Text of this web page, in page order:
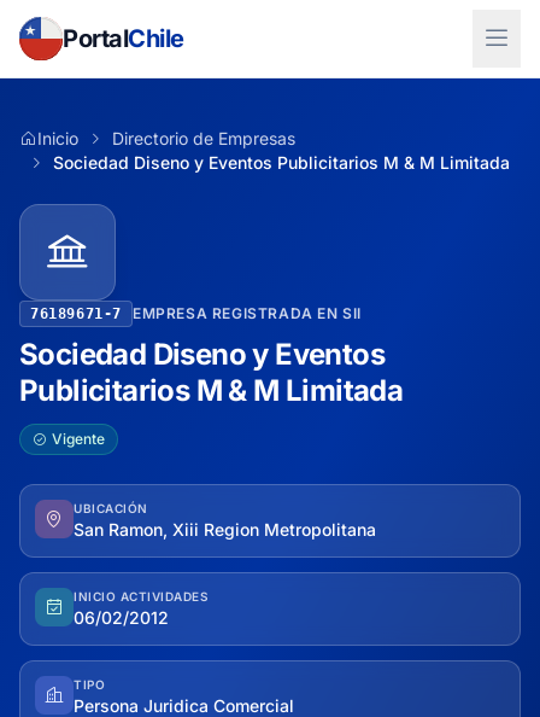
PortalChile
Inicio
Directorio de Empresas
Sociedad Diseno y Eventos Publicitarios M & M Limitada
76189671-7 EMPRESA REGISTRADA EN SII
Sociedad Diseno y Eventos
Publicitarios M & M Limitada
Vigente
UBICACIÓN
San Ramon, Xiii Region Metropolitana
INICIO ACTIVIDADES
06/02/2012
TIPO
Persona Juridica Comercial